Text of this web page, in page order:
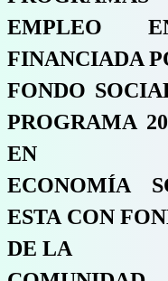
EMPLEO
FINANCIADA
FONDO
PROGRAMA
EN
ECONOMÍA
ESTA CON
DE LA